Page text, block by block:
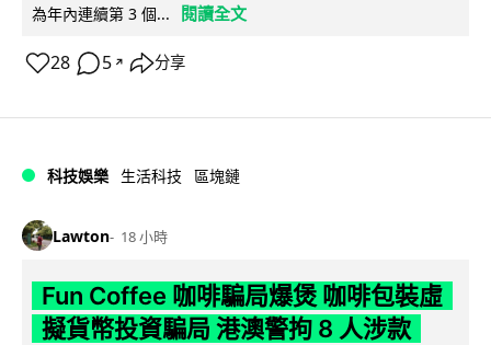
為年內連續第 3 個...
閱讀全文
28 5 ↗ 分享
科技娛樂 生活科技 區塊鏈
Lawton 18 小時
Fun Coffee 咖啡騙局爆煲 咖啡包裝虛
擬貨幣投資騙局 港澳警拘 8 人涉款